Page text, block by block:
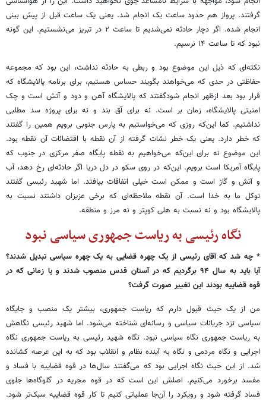
گرفتند. پرواز هم حدود ساعت یک انجام شد. یعنی یک ساعت قبل از پیش بینی
انجام شده. اگر دچار حادثه نمی‌شدیم تا ساعت ۲ در تبریز می‌نشستیم. این گونه
نبود که تا ساعت ۱۴ نرسیم.
نکته‌ای که ذیل این موضوع بود و ربطی به حادثه نداشت، این بود که مجموعه
حفاظتی در حدی که می‌خواهند بگویند حساس هستیم، برای برنامه پالایشگاه که
قرار بود بعد ازظهر انجام شودگفتند که پالایشگاه آهن و دود و آتش است و چک
امنیتی پالایشگاه، زمان بر است. نه برای آق بند و نه برای پروژه سد مطلبی
نداشتیم. کما این‌که روزی که می‌خواستیم به پارس جنوبی برویم همین را گفتند
که خطر دارد. یعنی یک خطر نشات گرفته از آن نقطه با اقتضائات آن نقطه بود.
این موضوع نه برای این‌که می‌خواهیم به نقطه پایگاه صفر مرکزی در جنوب که
پایگاه آمریکا است برویم. این‌که در روی سکو در دل دریا اگر حادثه‌ای رخ دهد، آب
و آتش و گاز است و ممکن است خیلی اتفاقات بیافتد. اما شهید رئیسی گفتند
توکل ما به خدا است. آن نقطه ملاحظه‌ای که برخی عزیزان داشتند نسبت به
پالایشگاه بود و نه نسبت به هلی کوپتر و نه مرز و منطقه.
نگاه رئیسی به ریاست جمهوری سیاسی نبود
* چه شد که آقای رئیسی از یک چهره قضایی به یک چهره سیاسی تبدیل شدند؟
آیا باید به سال ۹۴ برگردیم که در آستان قدس منصوب شدند و یا زمانی که در
قوه قضاییه بودند این تغییر صورت گرفت؟
من از یک حیث قبول دارم که ریاست جمهوری، بیشتر یک منصب و جایگاه
سیاسی نزد جریانات سیاسی و رسانه‌ای شناخته می‌شود. اما شهید رئیسی نگاهش
به ریاست جمهوری نگاه سیاسی نبود. نگاه شهید رئیسی به ریاست جمهوری نگاه
اجرایی و نگاه مردمی و نگاه به آینده نظام و انقلاب بود که به این عرصه کشانده
شد. از این حیث نگاه اجرایی بود که می‌گفتند سال‌ها در قوه قضاییه با فساد و
مفسد برخورد می‌کنیم. اصلش این است که در قوه مجریه در گلوگاه‌ها جلوی
فساد گرفته شود و رویکرد را آن‌جا عملیاتی کنیم تا کار قوه قضاییه سبک‌تر شود.